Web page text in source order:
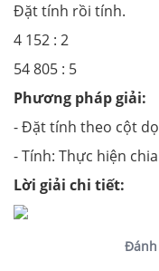
Đặt tính rồi tính.
4 152 :
54 805 : 5
Phương pháp giải:
- Đặt tính theo cột
- Tính: Thực hiện
Lời giải chi tiết: